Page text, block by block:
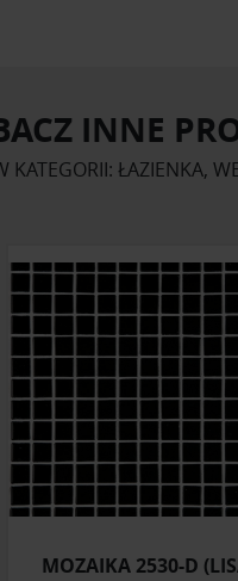
INNE
KATEGORII: ŁAZIENKA,
MOZAIKA 2530-D